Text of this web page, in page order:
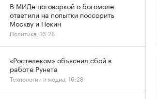
В МИДе поговоркой о богомоле
ответили на попытки поссорить
Москву и Пекин
Политика, 16:28
«Ростелеком» объяснил сбой в
работе Рунета
Технологии и медиа, 16:28